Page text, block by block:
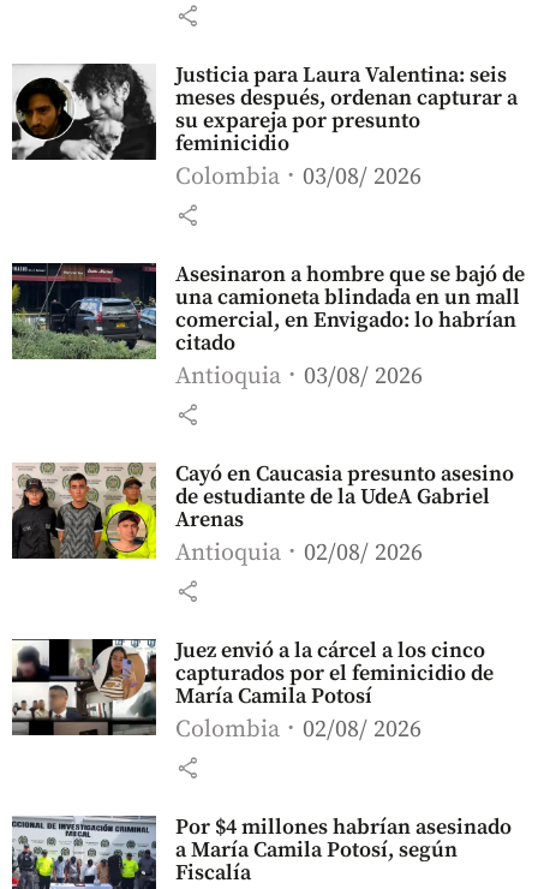
share
Justicia para Laura Valentina: seis
meses después, ordenan capturar a
su expareja por presunto
feminicidio
Colombia 03/08/ 2026
share
Asesinaron a hombre que se bajó de
una camioneta blindada en un mall
comercial, en Envigado: lo habrían
citado
Antioquia 03/08/ 2026
share
Cayó en Caucasia presunto asesino
de estudiante de la UdeA Gabriel
Arenas
Antioquia 02/08/ 2026
share
Juez envió a la cárcel a los cinco
capturados por el feminicidio de
María Camila Potosí
Colombia 02/08/ 2026
share
Por $4 millones habrían asesinado
a María Camila Potosí, según
Fiscalía